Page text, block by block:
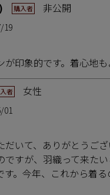
購入者 非公開
19
が印象的です。着心地も
者 女性
01
だいて、ありがとうご
ですが、羽織って来た
す。今年、これから着